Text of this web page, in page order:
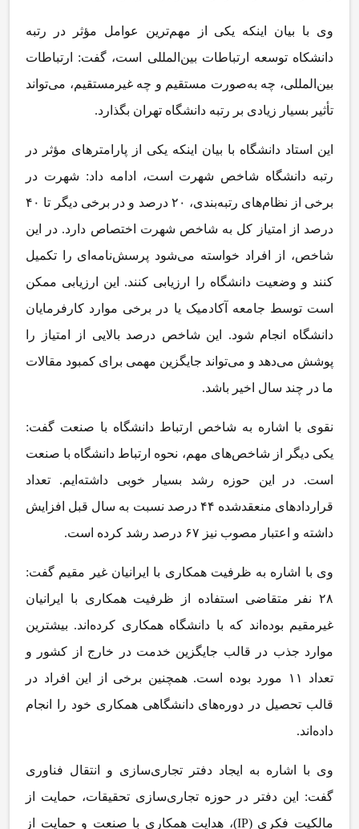
وی با بیان اینکه یکی از مهم‌ترین عوامل مؤثر در رتبه
دانشکاه توسعه ارتباطات بین‌المللی است، گفت: ارتباطات
بین‌المللی، چه به‌صورت مستقیم و چه غیرمستقیم، می‌تواند
تأثیر بسیار زیادی بر رتبه دانشگاه تهران بگذارد.
این استاد دانشگاه با بیان اینکه یکی از پارامترهای مؤثر در
رتبه دانشگاه شاخص شهرت است، ادامه داد: شهرت در
برخی از نظام‌های رتبه‌بندی، ۲۰ درصد و در برخی دیگر تا ۴۰
درصد از امتیاز کل به شاخص شهرت اختصاص دارد. در این
شاخص، از افراد خواسته می‌شود پرسش‌نامه‌ای را تکمیل
کنند و وضعیت دانشگاه را ارزیابی کنند. این ارزیابی ممکن
است توسط جامعه آکادمیک یا در برخی موارد کارفرمایان
دانشگاه انجام شود. این شاخص درصد بالایی از امتیاز را
پوشش می‌دهد و می‌تواند جایگزین مهمی برای کمبود مقالات
ما در چند سال اخیر باشد.
نقوی با اشاره به شاخص ارتباط دانشگاه با صنعت گفت:
یکی دیگر از شاخص‌های مهم، نحوه ارتباط دانشگاه با صنعت
است. در این حوزه رشد بسیار خوبی داشته‌ایم. تعداد
قراردادهای منعقدشده ۴۴ درصد نسبت به سال قبل افزایش
داشته و اعتبار مصوب نیز ۶۷ درصد رشد کرده است.
وی با اشاره به ظرفیت همکاری با ایرانیان غیر مقیم گفت:
۲۸ نفر متقاضی استفاده از ظرفیت همکاری با ایرانیان
غیرمقیم بوده‌اند که با دانشگاه همکاری کرده‌اند. بیشترین
موارد جذب در قالب جایگزین خدمت در خارج از کشور و
تعداد ۱۱ مورد بوده است. همچنین برخی از این افراد در
قالب تحصیل در دوره‌های دانشگاهی همکاری خود را انجام
داده‌اند.
وی با اشاره به ایجاد دفتر تجاری‌سازی و انتقال فناوری
گفت: این دفتر در حوزه تجاری‌سازی تحقیقات، حمایت از
مالکیت فکری (IP)، هدایت همکاری با صنعت و حمایت از